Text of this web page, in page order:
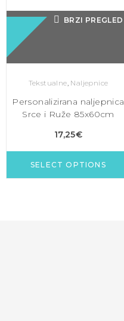
BRZI PREGLED
Tekstualne Naljepnice
Personalizirana naljepnica
Srce i Ruže 85x60cm
17,25€
SELECT OPTIONS